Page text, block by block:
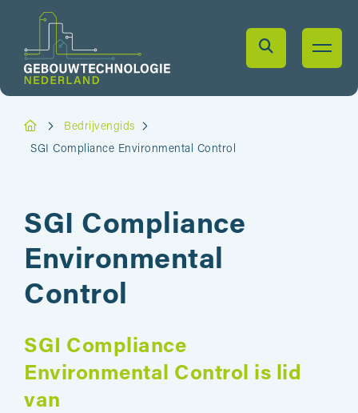
Bedrijvengids
SGI Compliance Environmental Control
SGI Compliance
Environmental
Control
SGI Compliance
Environmental Control is lid
van